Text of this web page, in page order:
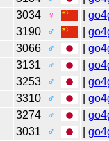
3034 ♀ |
3190 ♂ |
3066 ♂ |
3131 ♂ |
3253 ♂ |
3310 ♂ |
3274 ♂ |
3031 ♂ |